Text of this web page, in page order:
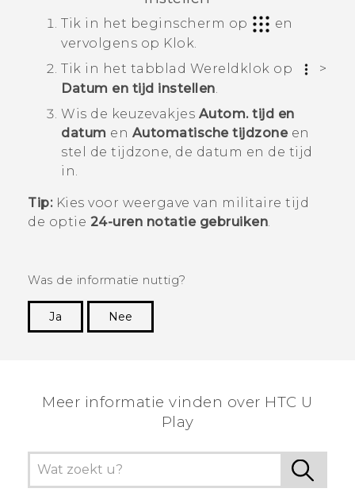
Tik in het beginscherm op
en
vervolgens op Klok.
Tik in het tabblad Wereldklok op
>
Datum en tijd instellen.
Wis de keuzevakjes Autom. tijd en
datum en Automatische tijdzoneen
stel de tijdzone, de datum en de tijd
in.
Tip:Kies voor weergave van militaire tijd
de optie 24-uren notatie gebruiken.
Was de informatie nuttig?
Ja
Nee
Meer informatie vinden over HTC U
Play